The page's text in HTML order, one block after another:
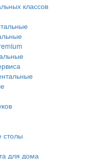
классов
столы
для дома